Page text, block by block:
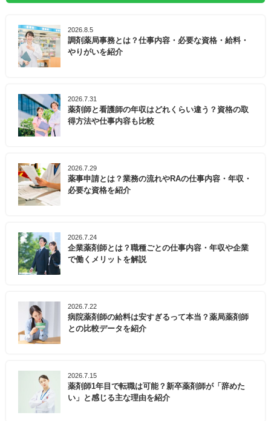
2026.8.5
調剤薬局事務とは？仕事内容・必要な資格・給料・
やりがいを紹介
2026.7.31
薬剤師と看護師の年収はどれくらい違う？資格の取
得方法や仕事内容も比較
2026.7.29
薬事申請とは？業務の流れやRAの仕事内容・年収・
必要な資格を紹介
2026.7.24
企業薬剤師とは？職種ごとの仕事内容・年収や企業
で働くメリットを解説
2026.7.22
病院薬剤師の給料は安すぎるって本当？薬局薬剤師
との比較データを紹介
2026.7.15
薬剤師1年目で転職は可能？新卒薬剤師が「辞めた
い」と感じる主な理由を紹介